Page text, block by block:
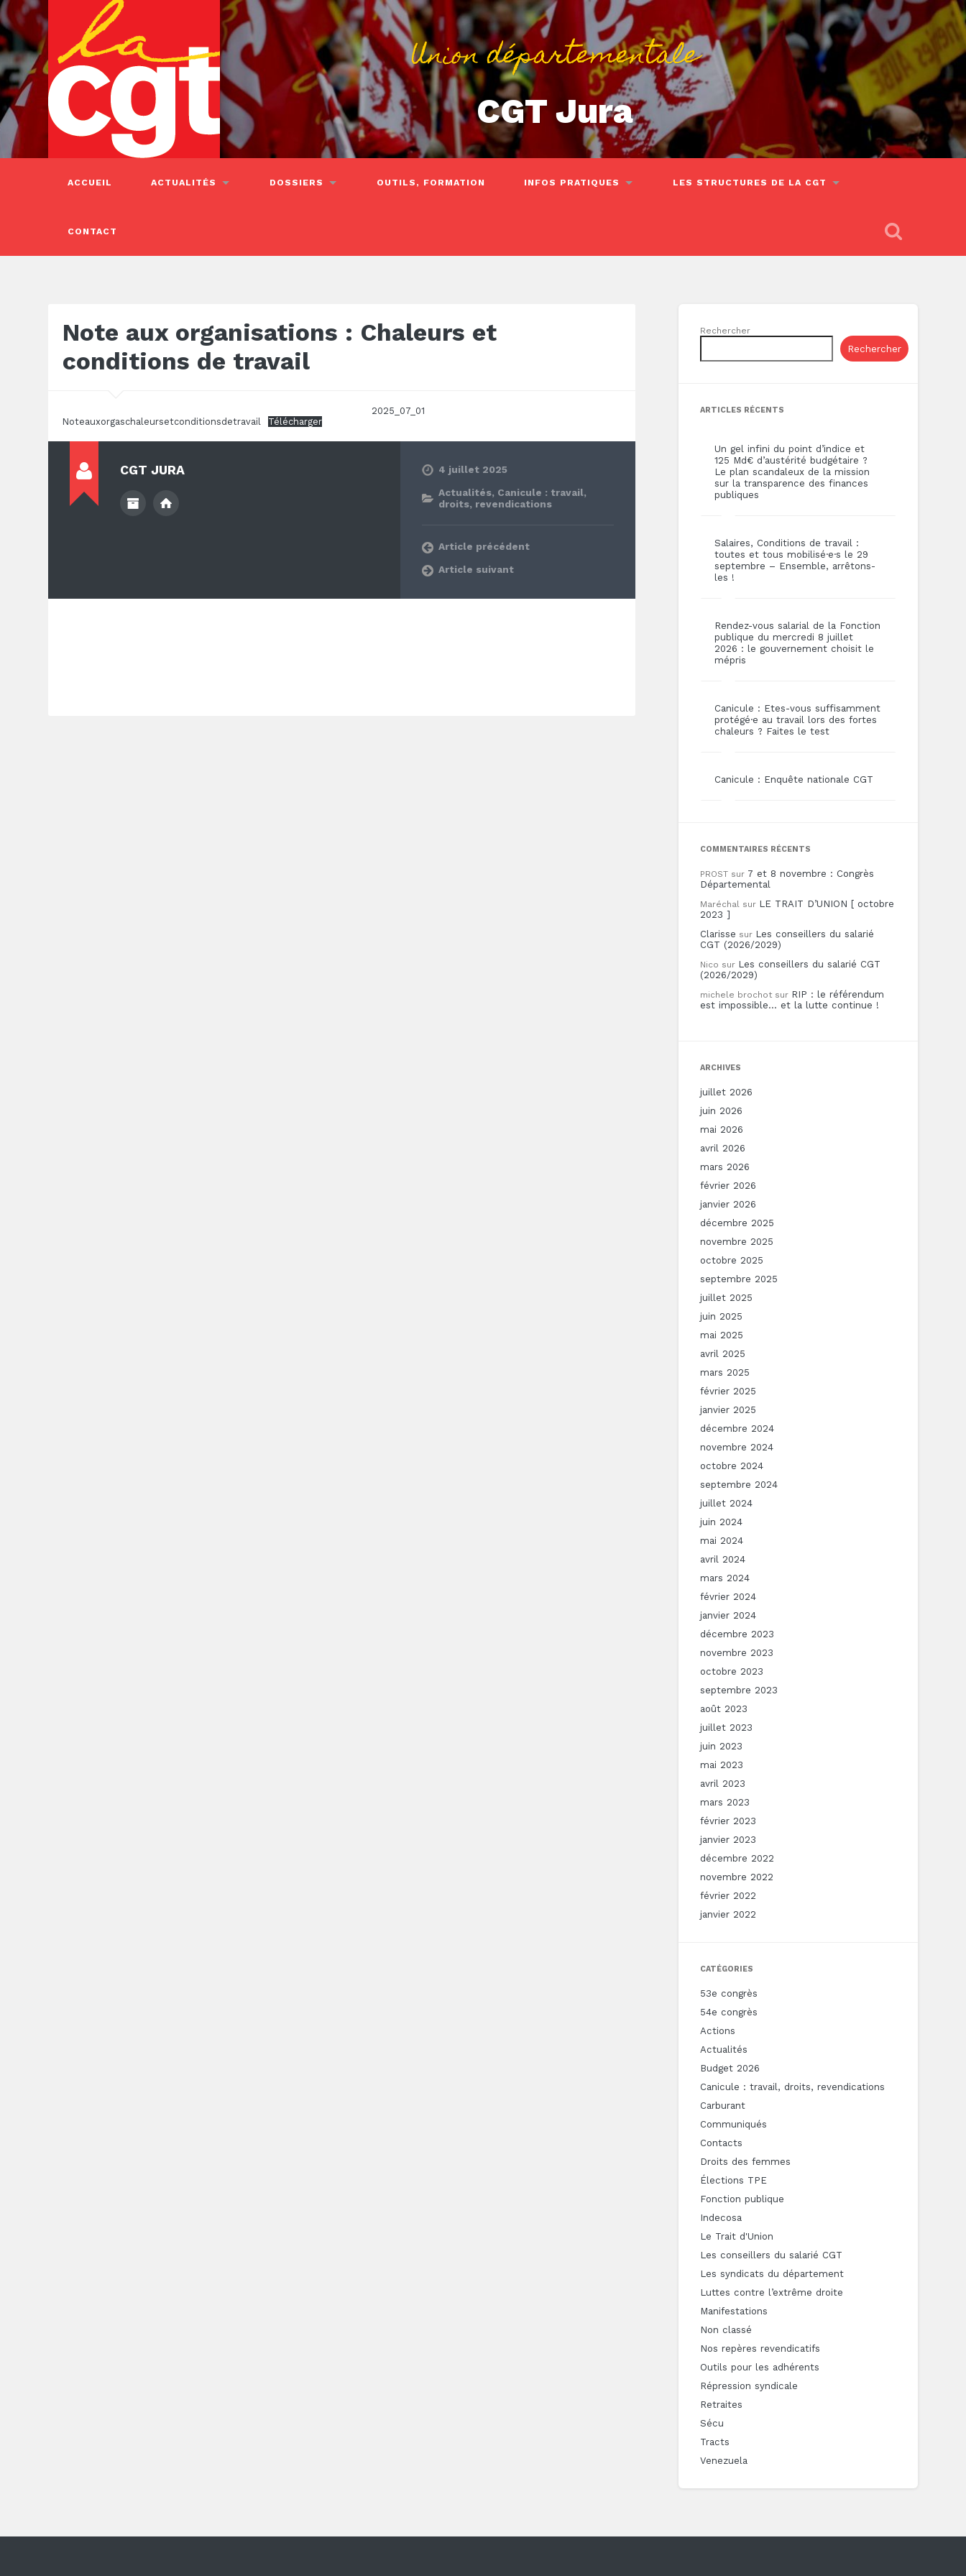
Union départementale
CGT Jura
ACCUEIL ACTUALITÉS DOSSIERS OUTILS, FORMATION INFOS PRATIQUES LES STRUCTURES DE LA CGT
CONTACT
Note aux organisations : Chaleurs et
conditions de travail
2025_07_01
Noteauxorgaschaleursetconditionsdetravail
Télécharger
CGT JURA
4 juillet 2025
Actualités, Canicule : travail,
droits, revendications
Article précédent
Article suivant
Rechercher
Rechercher
ARTICLES RÉCENTS
Un gel infini du point d’indice et
125 Md€ d’austérité budgétaire ?
Le plan scandaleux de la mission
sur la transparence des finances
publiques
Salaires, Conditions de travail :
toutes et tous mobilisé·e·s le 29
septembre – Ensemble, arrêtons-
les !
Rendez-vous salarial de la Fonction
publique du mercredi 8 juillet
2026 : le gouvernement choisit le
mépris
Canicule : Etes-vous suffisamment
protégé·e au travail lors des fortes
chaleurs ? Faites le test
Canicule : Enquête nationale CGT
COMMENTAIRES RÉCENTS
PROST sur 7 et 8 novembre : Congrès
Départemental
Maréchal sur LE TRAIT D’UNION [ octobre
2023 ]
Clarisse sur Les conseillers du salarié
CGT (2026/2029)
Nico sur Les conseillers du salarié CGT
(2026/2029)
michele brochot sur RIP : le référendum
est impossible… et la lutte continue !
ARCHIVES
juillet 2026
juin 2026
mai 2026
avril 2026
mars 2026
février 2026
janvier 2026
décembre 2025
novembre 2025
octobre 2025
septembre 2025
juillet 2025
juin 2025
mai 2025
avril 2025
mars 2025
février 2025
janvier 2025
décembre 2024
novembre 2024
octobre 2024
septembre 2024
juillet 2024
juin 2024
mai 2024
avril 2024
mars 2024
février 2024
janvier 2024
décembre 2023
novembre 2023
octobre 2023
septembre 2023
août 2023
juillet 2023
juin 2023
mai 2023
avril 2023
mars 2023
février 2023
janvier 2023
décembre 2022
novembre 2022
février 2022
janvier 2022
CATÉGORIES
53e congrès
54e congrès
Actions
Actualités
Budget 2026
Canicule : travail, droits, revendications
Carburant
Communiqués
Contacts
Droits des femmes
Élections TPE
Fonction publique
Indecosa
Le Trait d'Union
Les conseillers du salarié CGT
Les syndicats du département
Luttes contre l’extrême droite
Manifestations
Non classé
Nos repères revendicatifs
Outils pour les adhérents
Répression syndicale
Retraites
Sécu
Tracts
Venezuela